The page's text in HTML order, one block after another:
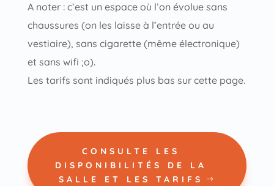
A noter : c’est un espace où l’on évolue sans
chaussures (on les laisse à l’entrée ou au
vestiaire), sans cigarette (même électronique)
et sans wifi ;o).
Les tarifs sont indiqués plus bas sur cette page.
CONSULTE LES
DISPONIBILITÉS DE LA
SALLE ET LES TARIFS